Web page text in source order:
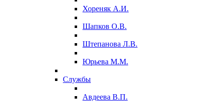
Хореняк А.И.
Шапков О.В.
Штепанова Л.В.
Юрьева М.М.
Службы
Авдеева В.П.